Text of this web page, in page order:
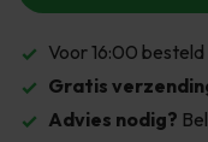
Voor 16:00 besteld
Gratis
Advies nodig?